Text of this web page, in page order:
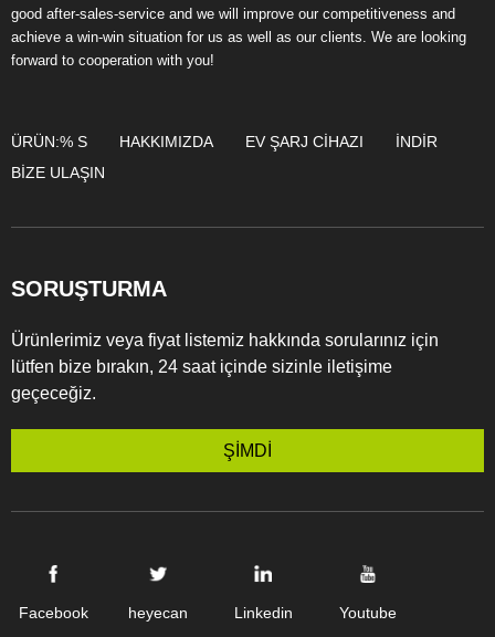
good after-sales-service and we will improve our competitiveness and
achieve a win-win situation for us as well as our clients. We are looking
forward to cooperation with you!
ÜRÜN:% S HAKKIMIZDA EV ŞARJ CIHAZI
İNDIR
BIZE ULAŞIN
SORUŞTURMA
Ürünlerimiz veya fiyat listemiz hakkında sorularınız için
lütfen bize bırakın, 24 saat içinde sizinle iletişime
geçeceğiz.
ŞİMDİ
Facebook heyecan Linkedin Youtube